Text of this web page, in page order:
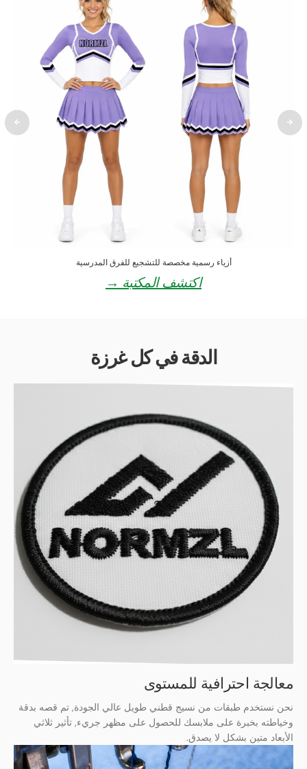
أزياء رسمية مخصصة للتشجيع للفرق المدرسية
اكتشف المكتبة →
الدقة في كل غرزة
معالجة احترافية للمستوى
نحن نستخدم طبقات من نسيج قطني طويل عالي الجودة, تم قصه بدقة
وخياطته بخبرة على ملابسك للحصول على مظهر جريء, تأثير ثلاثي
الأبعاد متين بشكل لا يصدق.